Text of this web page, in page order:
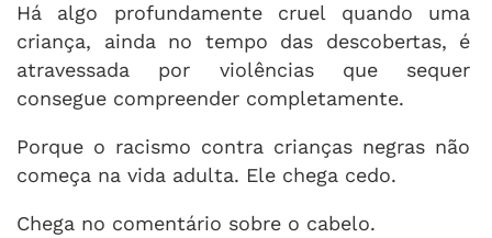
Há algo profundamente cruel quando uma
criança, ainda no tempo das descobertas, é
atravessada por violências que sequer
consegue compreender completamente.
Porque o racismo contra crianças negras não
começa na vida adulta. Ele chega cedo.
Chega no comentário sobre o cabelo.